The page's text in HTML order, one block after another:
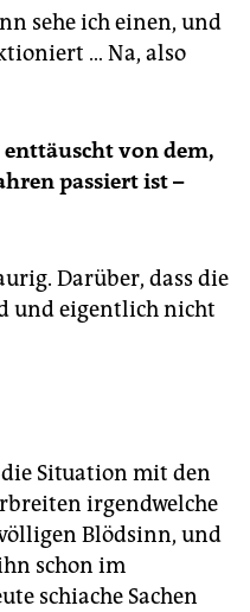
sehe ich einen, und
… Na, also
enttäuscht von dem,
passiert ist –
Darüber, dass die
und eigentlich nicht
Situation mit den
irgendwelche
Blödsinn, und
schon im
schiache Sachen